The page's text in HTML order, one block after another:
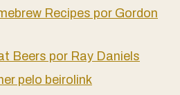
Recipes por Gordon
Beers por Ray Daniels
pelo beirolink